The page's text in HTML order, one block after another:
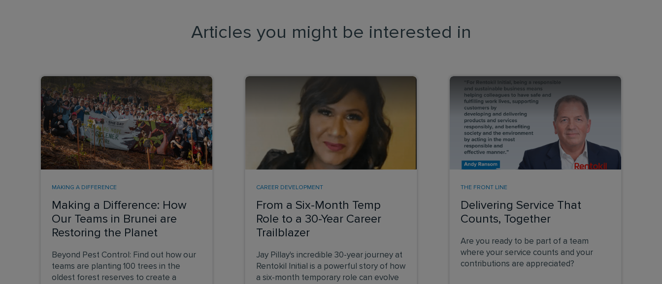
Articles you might be interested in
Making a Difference: How
Our Teams in Brunei are
Restoring the Planet
MAKING A DIFFERENCE
Beyond Pest Control: Find out how our
teams are planting 100 trees in the
oldest forest reserves to create a
From a Six-Month Temp
Role to a 30-Year Career
Trailblazer
CAREER DEVELOPMENT
Jay Pillay's incredible 30-year journey at
Rentokil Initial is a powerful story of how
a six-month temporary role can evolve
Delivering Service That
Counts, Together
THE FRONT LINE
Are you ready to be part of a team
where your service counts and your
contributions are appreciated?